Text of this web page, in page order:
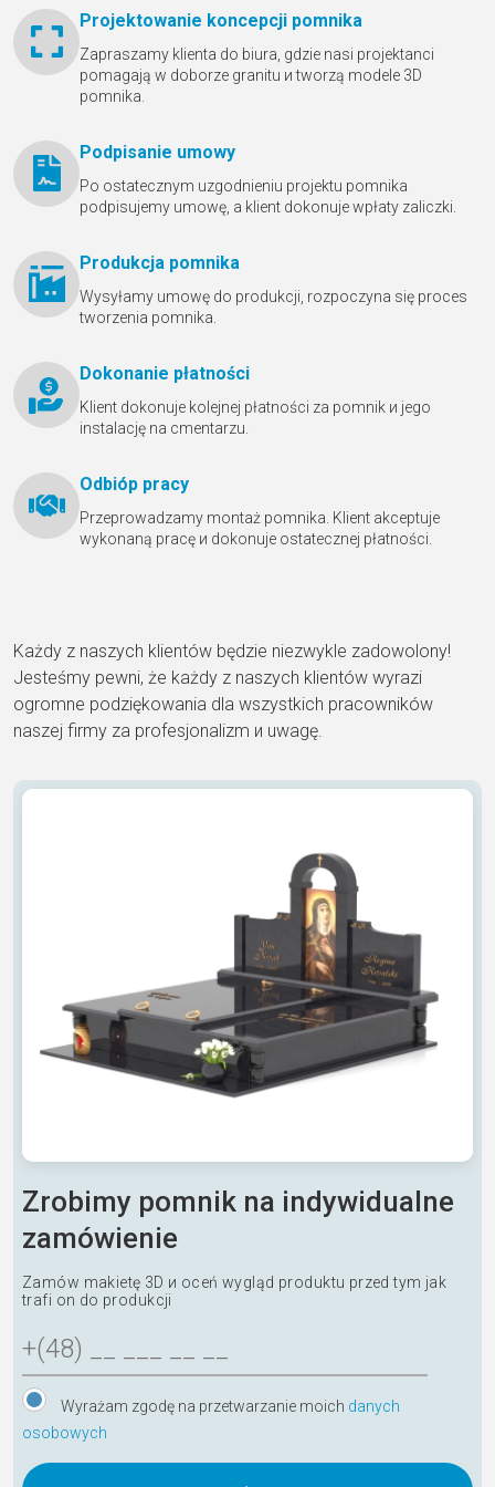
Projektowanie koncepcji pomnika
Zapraszamy klienta do biura, gdzie nasi projektanci
pomagają w doborze granitu и tworzą modele 3D
pomnika.
Podpisanie umowy
Po ostatecznym uzgodnieniu projektu pomnika
podpisujemy umowę, a klient dokonuje wpłaty zaliczki.
Produkcja pomnika
Wysyłamy umowę do produkcji, rozpoczyna się proces
tworzenia pomnika.
Dokonanie płatności
Klient dokonuje kolejnej płatności za pomnik и jego
instalację na cmentarzu.
Odbióр pracy
Przeprowadzamy montaż pomnika. Klient akceptuje
wykonaną pracę и dokonuje ostatecznej płatności.
Każdy z naszych klientów będzie niezwykle zadowolony!
Jesteśmy pewni, że każdy z naszych klientów wyrazi
ogromne podziękowania dla wszystkich pracowników
naszej firmy za profesjonalizm и uwagę.
Zrobimy pomnik na indywidualne
zamówienie
Zamów makietę 3D и oceń wygląd produktu przed tym jak
trafi on do produkcji
Wyrażam zgodę na przetwarzanie moich danych
osobowych